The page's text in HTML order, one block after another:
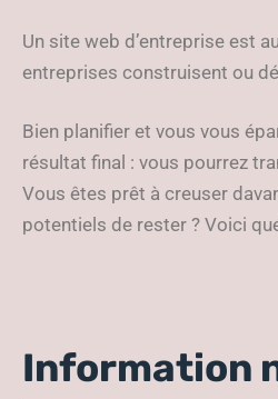
Un site web d’entreprise est
entreprises construisent ou
Bien planifier et vous vous
résultat final : vous pourrez
Vous êtes prêt à creuser
potentiels de rester ? Voici
Information